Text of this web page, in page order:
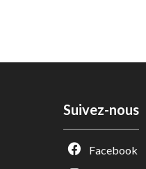
Estimation
Suivez-nous
Facebook